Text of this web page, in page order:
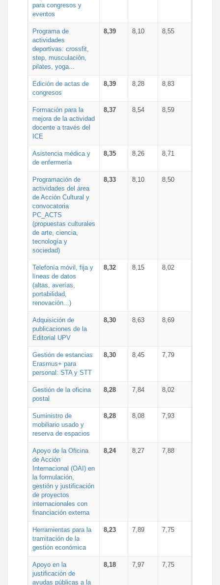
para congresos y
eventos
Programa de
actividades
deportivas: crossfit,
step, musculación,
pilates, yoga...
8,39 8,10 8,55
Edición de actas de
congresos
8,39 8,28 8,83
Formación para la
mejora de la actividad
docente a través del
ICE
8,37 8,54 8,59
Asistencia médica y
de enfermería
8,35 8,26 8,71
Programación de
actividades del área
de Acción Cultural y
convocatoria
PC_ACTS
(propuestas culturales
de arte, ciencia,
tecnología y
sociedad)
8,33 8,10 8,50
Telefonía móvil, fija y
líneas de datos
(altas, averías,
portabilidad,
renovación...)
8,32 8,15 8,02
Adquisición de
publicaciones de la
Editorial UPV
8,30 8,63 8,69
Gestión de estancias
Erasmus+ para
personal: STA y STT
8,30 8,45 7,79
Gestión de la oficina
postal
8,28 7,84 8,02
Suministro de
mobiliario usado y
reserva de espacios
8,28 8,08 7,93
Apoyo de la Oficina
de Acción
Internacional (OAI) en
la formulación,
gestión y justificación
de proyectos
internacionales con
financiación externa
8,24 8,27 7,88
Herramientas para la
tramitación de la
gestión económica
8,23 7,89 7,75
Apoyo en la
justificación de
ayudas públicas a la
8,18 7,97 7,75